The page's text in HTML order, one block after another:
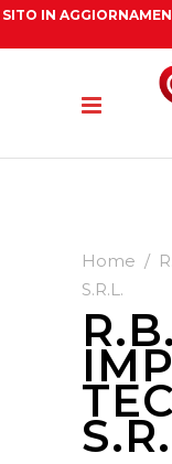
SITO IN
Home /
S.R.L.
R.B.